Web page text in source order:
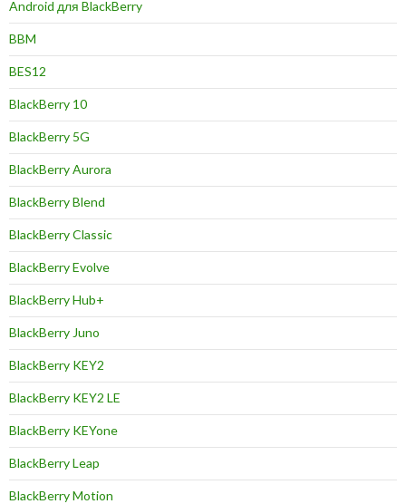
Android для BlackBerry
BBM
BES12
BlackBerry 10
BlackBerry 5G
BlackBerry Aurora
BlackBerry Blend
BlackBerry Classic
BlackBerry Evolve
BlackBerry Hub+
BlackBerry Juno
BlackBerry KEY2
BlackBerry KEY2 LE
BlackBerry KEYone
BlackBerry Leap
BlackBerry Motion